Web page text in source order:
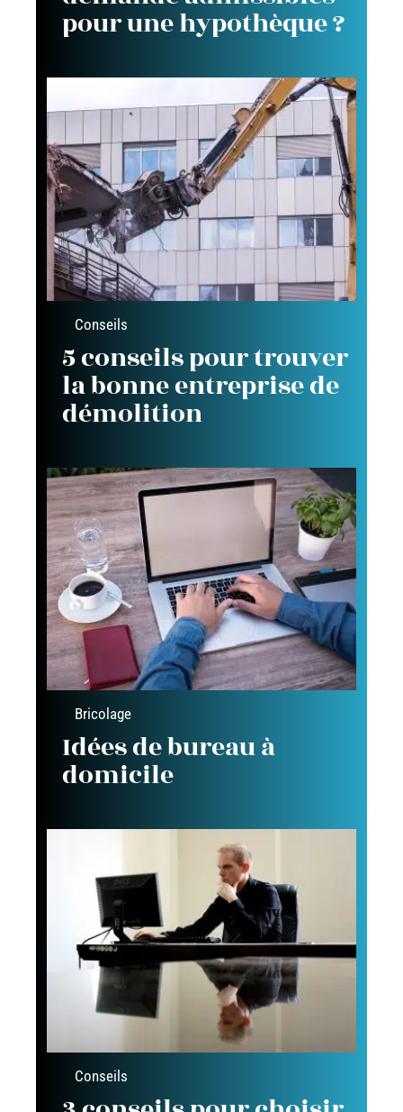
pour une hypothèque ?
Conseils
5 conseils pour trouver
la bonne entreprise de
démolition
Bricolage
Idées de bureau à
domicile
Conseils